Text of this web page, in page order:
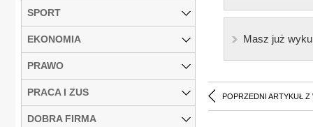
Masz już
POPRZEDNI ARTYKUŁ Z
SPORT
EKONOMIA
PRAWO
PRACA I ZUS
DOBRA FIRMA